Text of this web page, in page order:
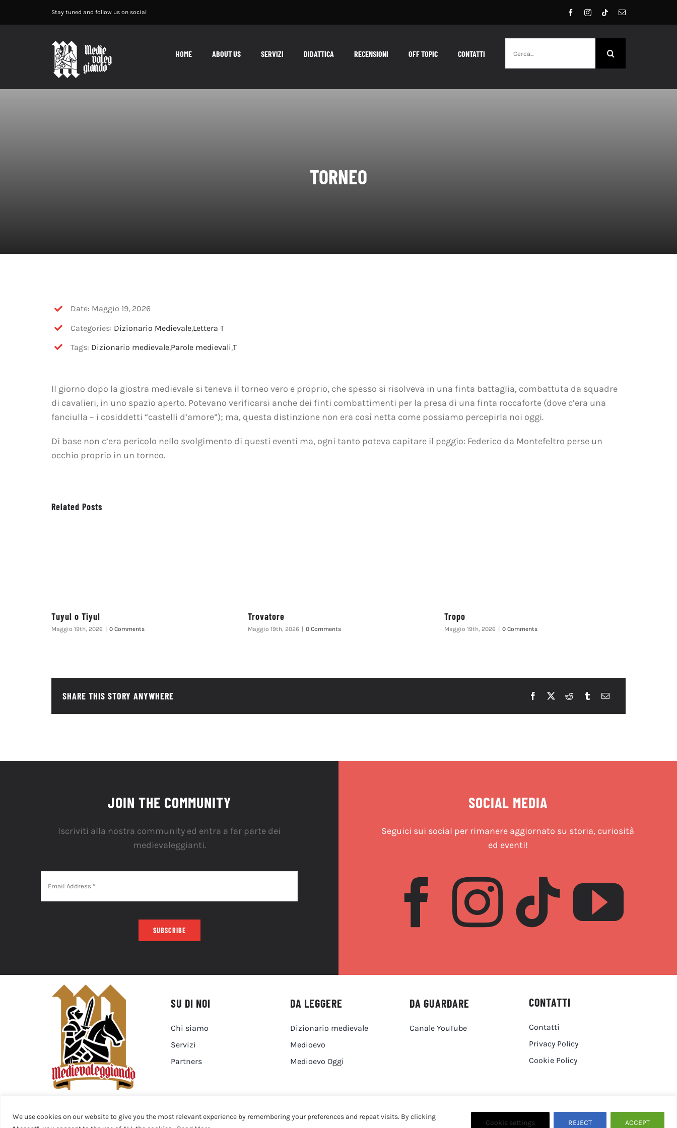
We use cookies on our website to give you the most relevant experience by remembering your preferences and repeat visits. By clicking
Cookie settings REJECT ACCEPT
Stay tuned and follow us on social
HOME ABOUT US SERVIZI DIDATTICA RECENSIONI OFF TOPIC CONTATTI
per:
TORNEO
Date: Maggio 19, 2026
Categories: Dizionario Medievale,Lettera T
Tags: Dizionario medievale,Parole medievali,T
Il giorno dopo la giostra medievale si teneva il torneo vero e proprio, che spesso si risolveva in una finta battaglia, combattuta da squadre
di cavalieri, in uno spazio aperto. Potevano verificarsi anche dei finti combattimenti per la presa di una finta roccaforte (dove c’era una
fanciulla – i cosiddetti “castelli d’amore”); ma, questa distinzione non era così netta come possiamo percepirla noi oggi.
Di base non c’era pericolo nello svolgimento di questi eventi ma, ogni tanto poteva capitare il peggio: Federico da Montefeltro perse un
occhio proprio in un torneo.
Related Posts
Tuyul o Tiyul
Maggio 19th, 2026 0 Comments
Trovatore
Maggio 19th, 2026 0 Comments
Tropo
Maggio 19th, 2026 0 Comments
SHARE THIS STORY ANYWHERE
JOIN THE COMMUNITY
Iscriviti alla nostra community ed entra a far parte dei
medievaleggianti.
SUBSCRIBE
SOCIAL MEDIA
Seguici sui social per rimanere aggiornato su storia, curiosità
ed eventi!
SU DI NOI
Chi siamo
Servizi
Partners
DA LEGGERE
Dizionario medievale
Medioevo
Medioevo Oggi
DA GUARDARE
Canale YouTube
CONTATTI
Contatti
Privacy Policy
Cookie Policy
© 2020 - 2026 • Medievaleggiando • All Rights Reserved • Designed by Martina Corona • Associazione Culturale Medievaleggiando - P.I. 15946281001